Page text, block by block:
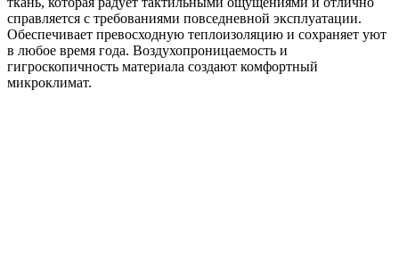
справляется с требованиями повседневной эксплуатации.
Обеспечивает превосходную теплоизоляцию и сохраняет уют
в любое время года. Воздухопроницаемость и
гигроскопичность материала создают комфортный
микроклимат.